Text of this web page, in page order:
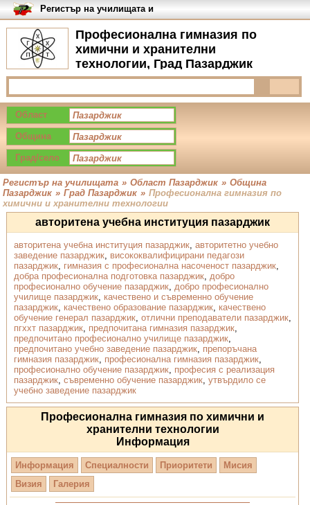
Професионална гимназия по
химични и хранителни
технологии, Град Пазарджик
Регистър на училищата и
университетите в България
Област
Община
Град/село
Регистър на училищата » Област Пазарджик » Община
Пазарджик » Град Пазарджик » Професионална гимназия по
химични и хранителни технологии
авторитена учебна институция пазарджик
авторитена учебна институция пазарджик, авторитетно учебно
заведение пазарджик, висококвалифицирани педагози
пазарджик, гимназия с професионална насоченост пазарджик,
добра професионална подготовка пазарджик, добро
професионално обучение пазарджик, добро професионално
училище пазарджик, качествено и съвременно обучение
пазарджик, качествено образование пазарджик, качествено
обучение генерал пазарджик, отлични преподаватели пазарджик,
пгххт пазарджик, предпочитана гимназия пазарджик,
предпочитано професионално училище пазарджик,
предпочитано учебно заведение пазарджик, препоръчана
гимназия пазарджик, професионална гимназия пазарджик,
професионално обучение пазарджик, професия с реализация
пазарджик, съвременно обучение пазарджик, утвърдило се
учебно заведение пазарджик
Професионална гимназия по химични и
хранителни технологии
Информация
Информация Специалности Приоритети
Мисия
Визия
Галерия